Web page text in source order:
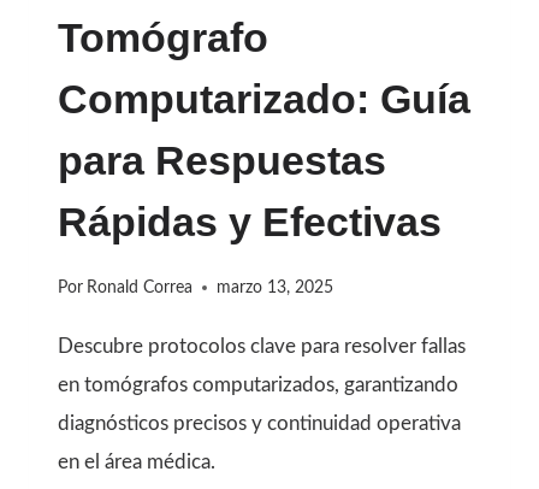
TOMAR
LA
DECISIÓN
Tomógrafo
Computarizado: Guía
para Respuestas
Rápidas y Efectivas
Por Ronald Correa marzo 13, 2025
Descubre protocolos clave para resolver fallas
en tomógrafos computarizados, garantizando
diagnósticos precisos y continuidad operativa
en el área médica.